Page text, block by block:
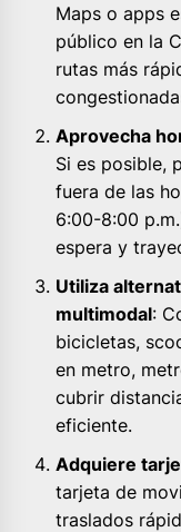
Maps o apps
público en la
rutas más
Aprovecha
Si es posible,
fuera de las
6:00-8:00
espera y
Utiliza
multimodal:
bicicletas,
en metro,
cubrir
eficiente.
Adquiere
tarjeta de
traslados